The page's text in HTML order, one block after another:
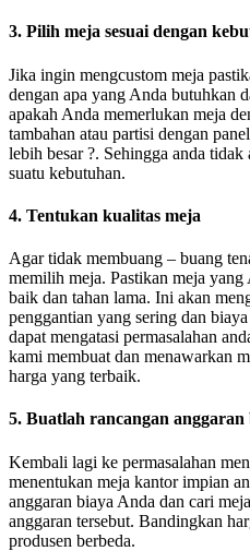
3. Pilih meja sesuai dengan
Jika ingin mengcustom meja
dengan apa yang Anda butuhkan
apakah Anda memerlukan meja
tambahan atau partisi dengan
lebih besar ?. Sehingga anda
suatu kebutuhan.
4. Tentukan kualitas meja
Agar tidak membuang – buang
memilih meja. Pastikan meja
baik dan tahan lama. Ini akan
penggantian yang sering dan
dapat mengatasi permasalahan
kami membuat dan menawarkan
harga yang terbaik.
5. Buatlah rancangan anggaran
Kembali lagi ke permasalahan
menentukan meja kantor impian
anggaran biaya Anda dan cari
anggaran tersebut. Bandingkan
produsen berbeda.